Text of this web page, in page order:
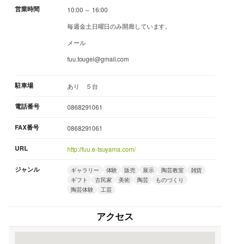
営業時間
10:00 ～ 16:00
毎週金土日曜日のみ開廊しています。
メール
fuu.tougei@gmail.com
駐車場 あり ５台
電話番号 0868291061
FAX番号 0868291061
URL http://fuu.e-tsuyama.com/
ジャンル ギャラリー 体験 販売 展示 陶芸教室
雑貨
ギフト
古民家 美術 陶芸
ものづくり
陶芸体験
工芸
アクセス